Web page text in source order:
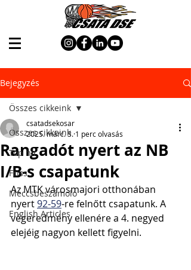
Bejegyzés
Összes cikkeink
Top hír
Friss
Meccsbeszámoló
English Articles
Összes cikkeink
Rangadót nyert az NB
I/B-s csapatunk
csatadsekosar
2025. márc. 3. 1 perc olvasás
Az MTK városmajori otthonában
nyert 92-59-re felnőtt csapatunk. A
végeredmény ellenére a 4. negyed
elejéig nagyon kellett figyelni.